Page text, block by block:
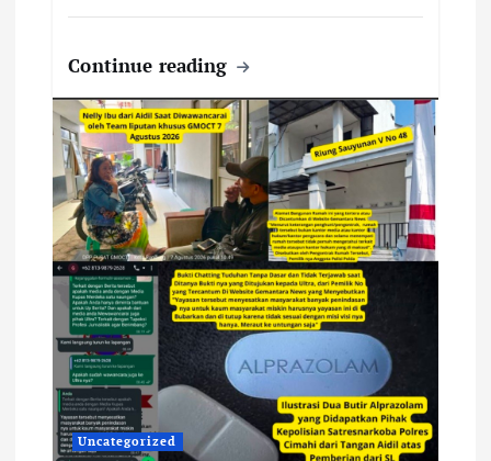
Continue reading
Uncategorized